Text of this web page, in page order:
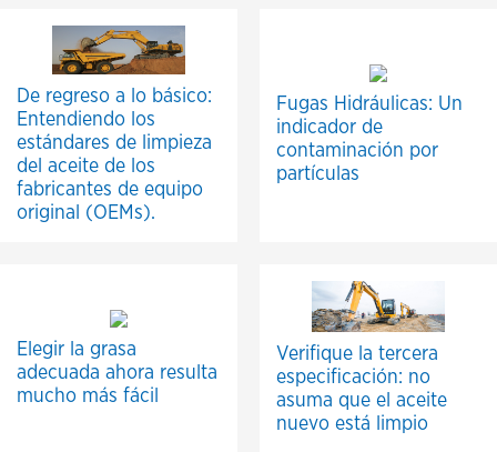
De regreso a lo básico:
Entendiendo los
estándares de limpieza
del aceite de los
fabricantes de equipo
original (OEMs).
Fugas Hidráulicas: Un
indicador de
contaminación por
partículas
Elegir la grasa
adecuada ahora resulta
mucho más fácil
Verifique la tercera
especificación: no
asuma que el aceite
nuevo está limpio